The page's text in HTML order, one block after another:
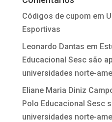
Códigos de cupom em
Esportivas
Leonardo Dantas em
Educacional Sesc são
universidades norte-
Eliane Maria Diniz
Polo Educacional Sesc
universidades norte-